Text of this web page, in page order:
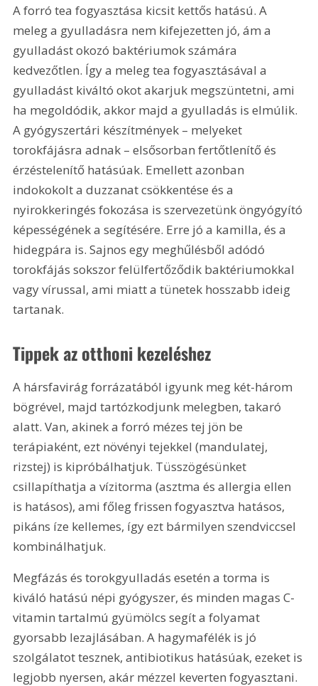
A forró tea fogyasztása kicsit kettős hatású. A
meleg a gyulladásra nem kifejezetten jó, ám a
gyulladást okozó baktériumok számára
kedvezőtlen. Így a meleg tea fogyasztásával a
gyulladást kiváltó okot akarjuk megszüntetni, ami
ha megoldódik, akkor majd a gyulladás is elmúlik.
A gyógyszertári készítmények – melyeket
torokfájásra adnak – elsősorban fertőtlenítő és
érzéstelenítő hatásúak. Emellett azonban
indokokolt a duzzanat csökkentése és a
nyirokkeringés fokozása is szervezetünk öngyógyító
képességének a segítésére. Erre jó a kamilla, és a
hidegpára is. Sajnos egy meghűlésből adódó
torokfájás sokszor felülfertőződik baktériumokkal
vagy vírussal, ami miatt a tünetek hosszabb ideig
tartanak.
Tippek az otthoni kezeléshez
A hársfavirág forrázatából igyunk meg két-három
bögrével, majd tartózkodjunk melegben, takaró
alatt. Van, akinek a forró mézes tej jön be
terápiaként, ezt növényi tejekkel (mandulatej,
rizstej) is kipróbálhatjuk. Tüsszögésünket
csillapíthatja a vízitorma (asztma és allergia ellen
is hatásos), ami főleg frissen fogyasztva hatásos,
pikáns íze kellemes, így ezt bármilyen szendviccsel
kombinálhatjuk.
Megfázás és torokgyulladás esetén a torma is
kiváló hatású népi gyógyszer, és minden magas C-
vitamin tartalmú gyümölcs segít a folyamat
gyorsabb lezajlásában. A hagymafélék is jó
szolgálatot tesznek, antibiotikus hatásúak, ezeket is
legjobb nyersen, akár mézzel keverten fogyasztani.